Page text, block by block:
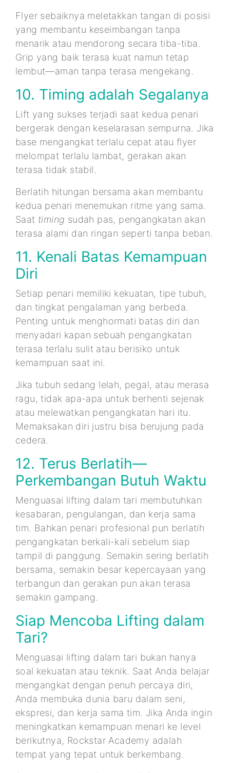
Flyer sebaiknya meletakkan tangan di posisi
yang membantu keseimbangan tanpa
menarik atau mendorong secara tiba-tiba.
Grip yang baik terasa kuat namun tetap
lembut—aman tanpa terasa mengekang.
10. Timing adalah Segalanya
Lift yang sukses terjadi saat kedua penari
bergerak dengan keselarasan sempurna. Jika
base mengangkat terlalu cepat atau flyer
melompat terlalu lambat, gerakan akan
terasa tidak stabil.
Berlatih hitungan bersama akan membantu
kedua penari menemukan ritme yang sama.
Saat timing sudah pas, pengangkatan akan
terasa alami dan ringan seperti tanpa beban.
11. Kenali Batas Kemampuan
Diri
Setiap penari memiliki kekuatan, tipe tubuh,
dan tingkat pengalaman yang berbeda.
Penting untuk menghormati batas diri dan
menyadari kapan sebuah pengangkatan
terasa terlalu sulit atau berisiko untuk
kemampuan saat ini.
Jika tubuh sedang lelah, pegal, atau merasa
ragu, tidak apa-apa untuk berhenti sejenak
atau melewatkan pengangkatan hari itu.
Memaksakan diri justru bisa berujung pada
cedera.
12. Terus Berlatih—
Perkembangan Butuh Waktu
Menguasai lifting dalam tari membutuhkan
kesabaran, pengulangan, dan kerja sama
tim. Bahkan penari profesional pun berlatih
pengangkatan berkali-kali sebelum siap
tampil di panggung. Semakin sering berlatih
bersama, semakin besar kepercayaan yang
terbangun dan gerakan pun akan terasa
semakin gampang.
Siap Mencoba Lifting dalam
Tari?
Menguasai lifting dalam tari bukan hanya
soal kekuatan atau teknik. Saat Anda belajar
mengangkat dengan penuh percaya diri,
Anda membuka dunia baru dalam seni,
ekspresi, dan kerja sama tim. Jika Anda ingin
meningkatkan kemampuan menari ke level
berikutnya, Rockstar Academy adalah
tempat yang tepat untuk berkembang.